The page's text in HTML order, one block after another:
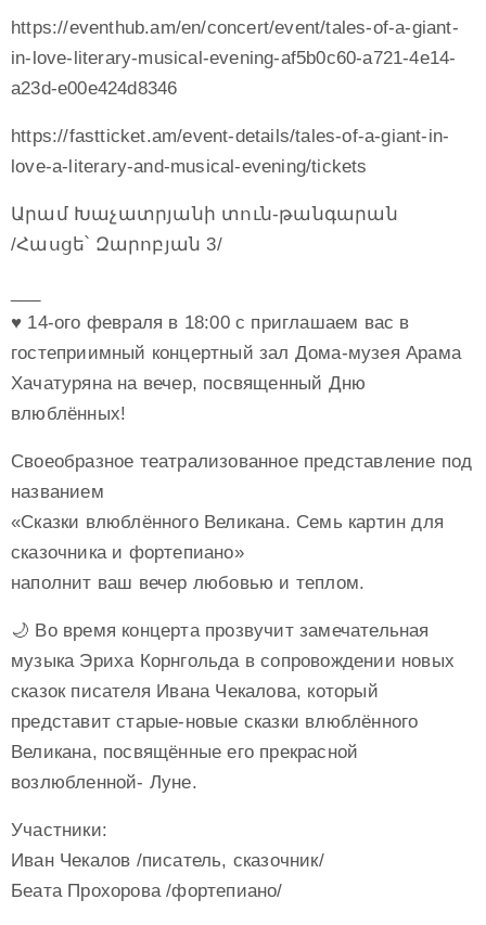
https://eventhub.am/en/concert/event/tales-of-a-giant-
in-love-literary-musical-evening-af5b0c60-a721-4e14-
a23d-e00e424d8346
https://fastticket.am/event-details/tales-of-a-giant-in-
love-a-literary-and-musical-evening/tickets
Արամ Խաչատրյանի տուն-թանգարան
/Հասցե՝ Զարոբյան 3/
♥️ 14-ого февраля в 18:00 с приглашаем вас в
гостеприимный концертный зал Дома-музея Арама
Хачатуряна на вечер, посвященный Дню
влюблённых!
Своеобразное театрализованное представление под
названием
«Сказки влюблённого Великана. Семь картин для
сказочника и фортепиано»
наполнит ваш вечер любовью и теплом.
🌙 Во время концерта прозвучит замечательная
музыка Эриха Корнгольда в сопровождении новых
сказок писателя Ивана Чекалова, который
представит старые-новые сказки влюблённого
Великана, посвящённые его прекрасной
возлюбленной- Луне.
Участники:
Иван Чекалов /писатель, сказочник/
Беата Прохорова /фортепиано/